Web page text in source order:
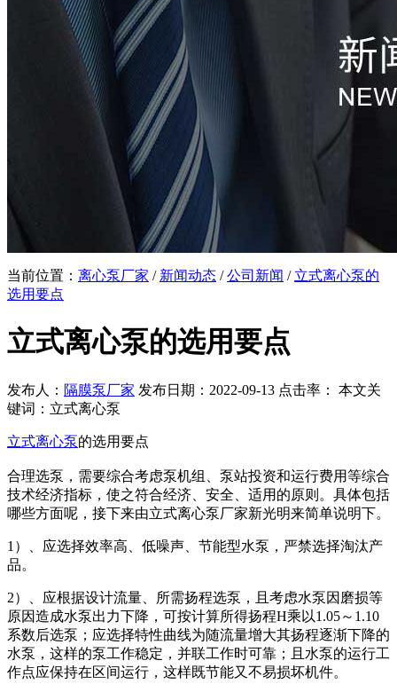
当前位置： 离心泵厂家 / 新闻动态 /公司新闻 / 立式离心泵的
选用要点
立式离心泵的选用要点
发布人： 隔膜泵厂家 发布日期：2022-09-13 点击率：
本文关
键词：立式离心泵
立式离心泵的选用要点
合理选泵，需要综合考虑泵机组、泵站投资和运行费用等综合
技术经济指标，使之符合经济、安全、适用的原则。具体包括
哪些方面呢，接下来由立式离心泵厂家新光明来简单说明下。
1）、应选择效率高、低噪声、节能型水泵，严禁选择淘汰产
品。
2）、应根据设计流量、所需扬程选泵，且考虑水泵因磨损等
原因造成水泵出力下降，可按计算所得扬程H乘以1.05～1.10
系数后选泵；应选择特性曲线为随流量增大其扬程逐渐下降的
水泵，这样的泵工作稳定，并联工作时可靠；且水泵的运行工
作点应保持在区间运行，这样既节能又不易损坏机件。